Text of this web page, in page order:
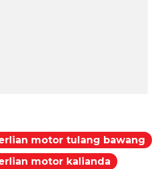
motor tulang bawang
motor kalianda